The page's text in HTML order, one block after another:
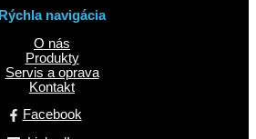
Rýchla navigácia
O nás
Produkty
Servis a oprava
Kontakt
Facebook